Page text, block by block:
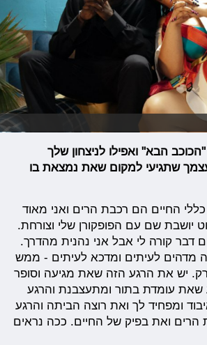
הבא" ואפילו לניצחון שלך
לעצמך שתגיעי למקום שאת נמצאת בו
החיים הם רכבת הרים ואני מאוד
יושבת שם עם הפופקורן שלי וצורחת.
דבר קורה לי אבל אני נהנית מהדרך.
מדהים לעיתים ומדכא לעיתים - ממש
יש את הרגע הזה שאת מגיעה וסופר
שאת עומדת בתור ומתעצבנת והרגע
ומפחיד לך ואת רוצה הביתה והרגע
ואת בפיק של החיים. ככה נראים